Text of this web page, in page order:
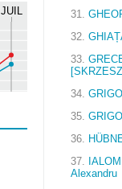
JUIL
31.
32.
33.
34.
35.
36.
37.
Alexandru